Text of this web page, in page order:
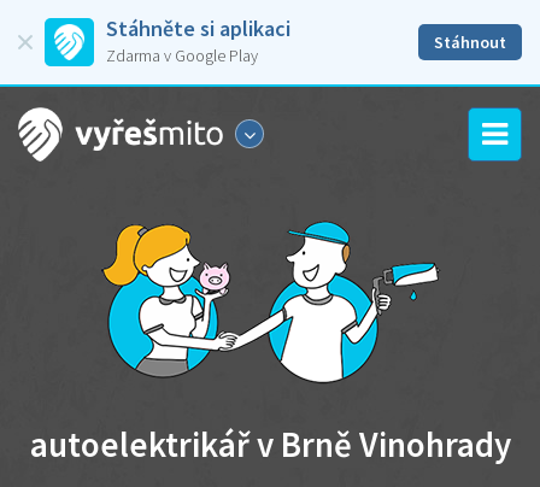
Stáhněte si aplikaci
Zdarma v Google Play
Stáhnout
autoelektrikář v Brně Vinohrady